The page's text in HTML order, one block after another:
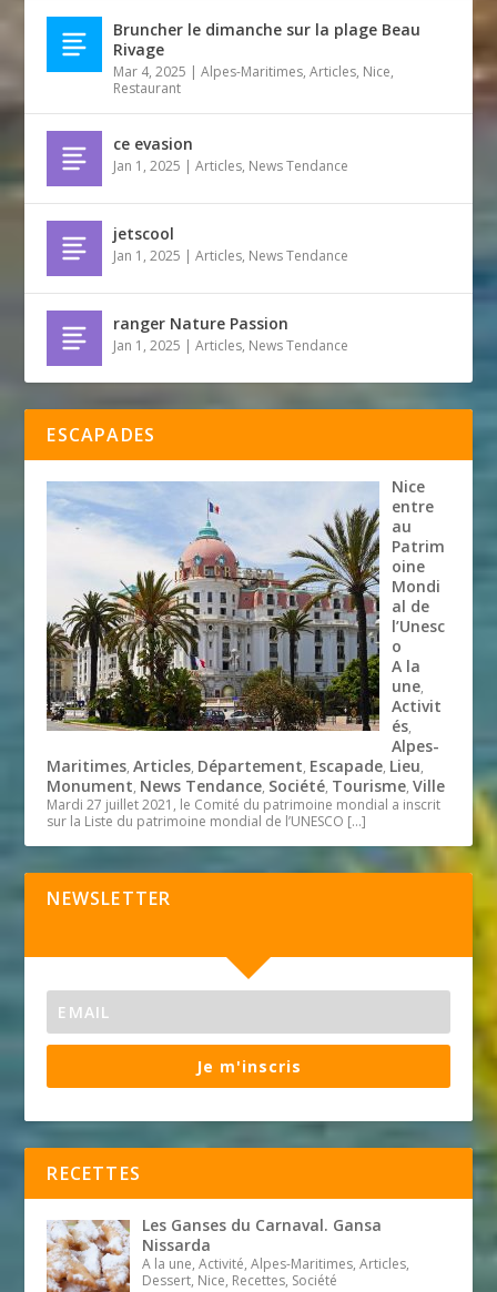
Bruncher le dimanche sur la plage Beau
Rivage
Mar 4, 2025 |Alpes-Maritimes,Articles, Nice,
Restaurant
ce evasion
Jan 1, 2025 |Articles, News Tendance
jetscool
Jan 1, 2025 |Articles, News Tendance
ranger Nature Passion
Jan 1, 2025 |Articles, News Tendance
ESCAPADES
Nice
entre
au
Patrim
oine
Mondi
al de
l’Unesc
o
A la
une,
Activit
és,
Alpes-
Maritimes,Articles, Département, Escapade, Lieu,
Monument, News Tendance, Société, Tourisme,Ville
Mardi 27 juillet 2021, le Comité du patrimoine mondial a inscrit
sur la Liste du patrimoine mondial de l’UNESCO […]
NEWSLETTER
Je m'inscris
RECETTES
Les Ganses du Carnaval. Gansa
Nissarda
A la une, Activité, Alpes-Maritimes, Articles,
Dessert, Nice, Recettes, Société